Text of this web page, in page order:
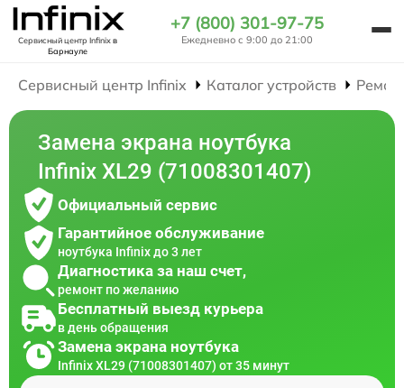
Сервисный центр Infinixв
Барнауле
+7 (800) 301-97-75
Ежедневно с 9:00 до 21:00
Сервисный центр Infinix Каталог устройств
Замена экрана ноутбука
Infinix XL29 (71008301407)
Официальный сервис
Гарантийное обслуживание
ноутбука Infinix до 3 лет
Диагностика за наш счет,
ремонт по желанию
Бесплатный выезд курьера
в день обращения
Замена экрана ноутбука
Infinix XL29 (71008301407) от 35 минут